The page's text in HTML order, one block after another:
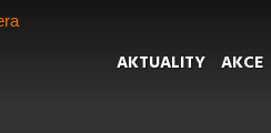
AKTUALITY AKCE